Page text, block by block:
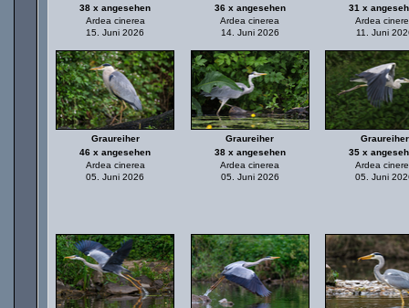
38 x angesehen
Ardea cinerea
15. Juni 2026
36 x angesehen
Ardea cinerea
14. Juni 2026
31 x
Ardea
11. Juni
Graureiher
46 x angesehen
Ardea cinerea
05. Juni 2026
Graureiher
38 x angesehen
Ardea cinerea
05. Juni 2026
Graureiher
35 x
Ardea
05. Juni